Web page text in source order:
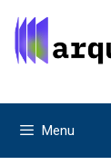
para
para
Menu